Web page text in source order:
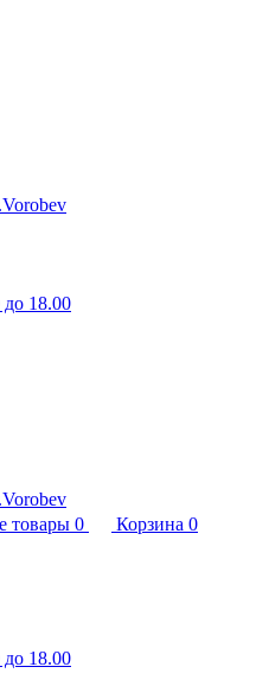
18.00
товары 0 Корзина 0
18.00